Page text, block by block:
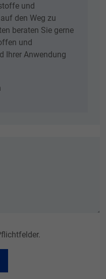
und
den Weg zu
beraten Sie gerne
und
Ihrer Anwendung